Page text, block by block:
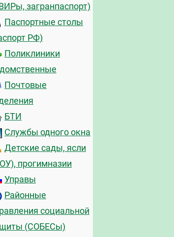
загранпаспорт)
Паспортные столы
РФ)
Поликлиники
Почтовые
БТИ
Службы одного окна
Детские сады, ясли
прогимназии
Управы
Районные
социальной
(СОБЕСы)